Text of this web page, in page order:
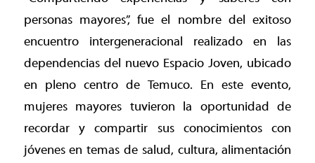
personas mayores”, fue el nombre del exitoso
encuentro intergeneracional realizado en las
dependencias del nuevo Espacio Joven, ubicado
en pleno centro de Temuco. En este evento,
mujeres mayores tuvieron la oportunidad de
recordar y compartir sus conocimientos con
jóvenes en temas de salud, cultura, alimentación